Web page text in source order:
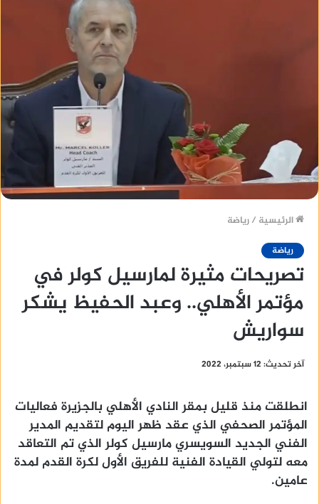
الرئيسية /رياضة
رياضة
تصريحات مثيرة لمارسيل كولر في
مؤتمر الأهلي.. وعبد الحفيظ يشكر
سواريش
آخر تحديث: 12 سبتمبر، 2022
انطلقت منذ قليل بمقر النادي الأهلي بالجزيرة فعاليات
المؤتمر الصحفي الذي عقد ظهر اليوم لتقديم المدير
الفني الجديد السويسري مارسيل كولر الذي تم التعاقد
معه لتولي القيادة الفنية للفريق الأول لكرة القدم لمدة
عامين.